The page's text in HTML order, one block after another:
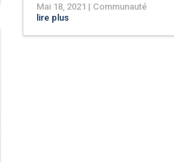
Mai 18, 2021 | Communauté
lire plus